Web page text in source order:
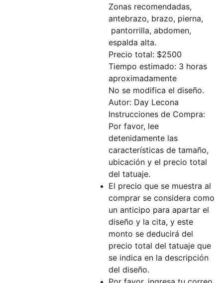
Zonas recomendadas,
antebrazo, brazo, pierna,
pantorrilla, abdomen,
espalda alta.
Precio total: $2500
Tiempo estimado: 3 horas
aproximadamente
No se modifica el diseño.
Autor: Day Lecona
Instrucciones de Compra:
Por favor, lee
detenidamente las
características de tamaño,
ubicación y el precio total
del tatuaje.
El precio que se muestra al
comprar se considera como
un anticipo para apartar el
diseño y la cita, y este
monto se deducirá del
precio total del tatuaje que
se indica en la descripción
del diseño.